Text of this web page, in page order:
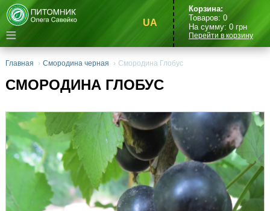
≡
UA
Корзина:
Товаров: 0
На сумму: 0 грн
Перейти в корзину
Главная › Смородина черная › Смородина Глобус
СМОРОДИНА ГЛОБУС